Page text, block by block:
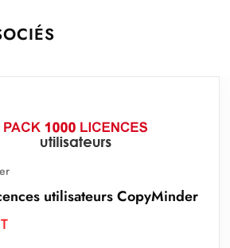
utilisateurs CopyMinder